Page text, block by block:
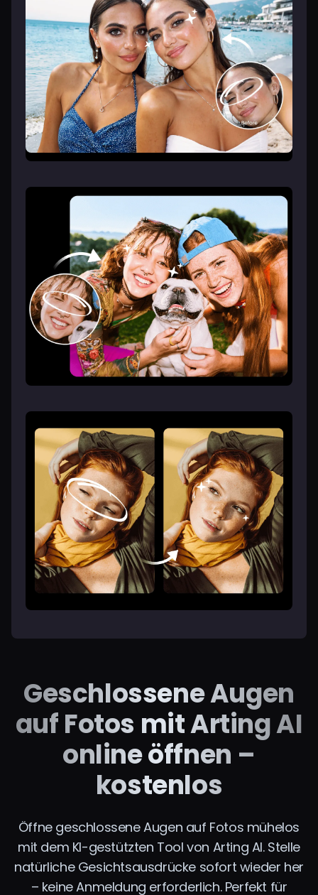
Geschlossene Augen
auf Fotos mit Arting AI
online öffnen –
kostenlos
Öffne geschlossene Augen auf Fotos mühelos
mit dem KI-gestützten Tool von Arting AI. Stelle
natürliche Gesichtsausdrücke sofort wieder her
– keine Anmeldung erforderlich. Perfekt für